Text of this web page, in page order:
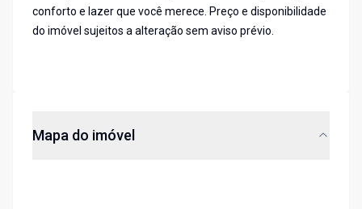
conforto e lazer que você merece. Preço e disponibilidade
do imóvel sujeitos a alteração sem aviso prévio.
Mapa do imóvel